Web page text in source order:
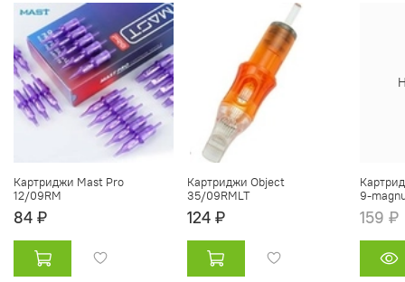
Картриджи Mast Pro
12/09RM
84 ₽
Картриджи Object
35/09RMLT
124 ₽
9-
159 ₽